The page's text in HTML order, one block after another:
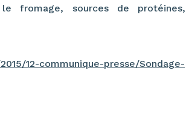
fromage, sources de protéines,
12-communique-presse/Sondage-